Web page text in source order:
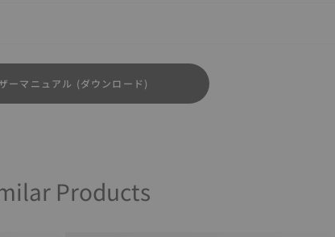
ーマニュアル (ダウンロード)
Products